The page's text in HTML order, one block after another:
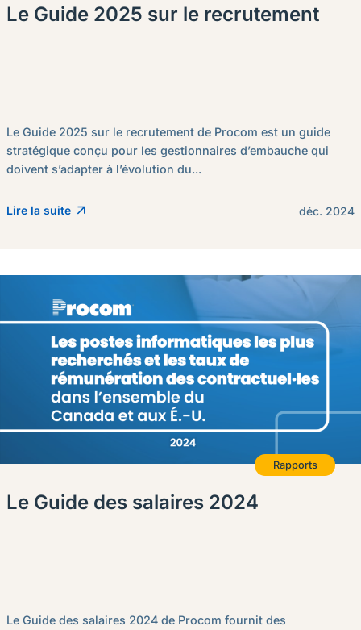
Le Guide 2025 sur le recrutement
Le Guide 2025 sur le recrutement de Procom est un guide
stratégique conçu pour les gestionnaires d’embauche qui
doivent s’adapter à l’évolution du...
Lire la suite déc. 2024
Rapports
Le Guide des salaires 2024
Le Guide des salaires 2024 de Procom fournit des